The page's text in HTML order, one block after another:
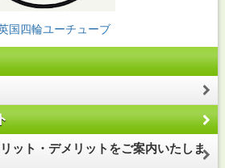
国四輪ユーチューブ
ット・デメリットをご案内いたしま